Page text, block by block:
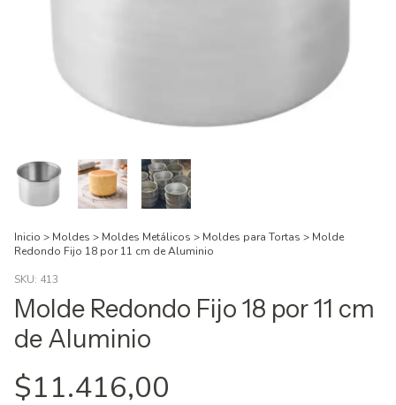
Inicio > Moldes > Moldes Metálicos > Moldes para Tortas > Molde
Redondo Fijo 18 por 11 cm de Aluminio
SKU: 413
Molde Redondo Fijo 18 por 11 cm
de Aluminio
$11.416,00